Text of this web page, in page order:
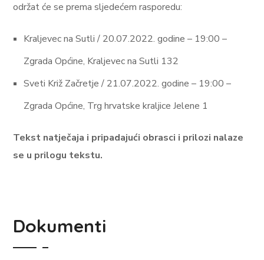
održat će se prema sljedećem rasporedu:
Kraljevec na Sutli / 20.07.2022. godine – 19:00 –
Zgrada Općine, Kraljevec na Sutli 132
Sveti Križ Začretje / 21.07.2022. godine – 19:00 –
Zgrada Općine, Trg hrvatske kraljice Jelene 1
Tekst natječaja i pripadajući obrasci i prilozi nalaze
se u prilogu tekstu.
Dokumenti